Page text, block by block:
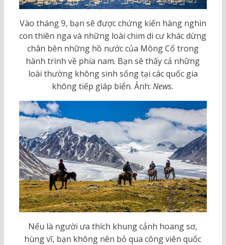
Vào tháng 9, bạn sẽ được chứng kiến hàng nghìn
con thiên nga và những loài chim di cư khác dừng
chân bên những hồ nước của Mông Cổ trong
hành trình về phía nam. Bạn sẽ thấy cả những
loài thường không sinh sống tại các quốc gia
không tiếp giáp biển. Ảnh: News.
Nếu là người ưa thích khung cảnh hoang sơ,
hùng vĩ, bạn không nên bỏ qua công viên quốc